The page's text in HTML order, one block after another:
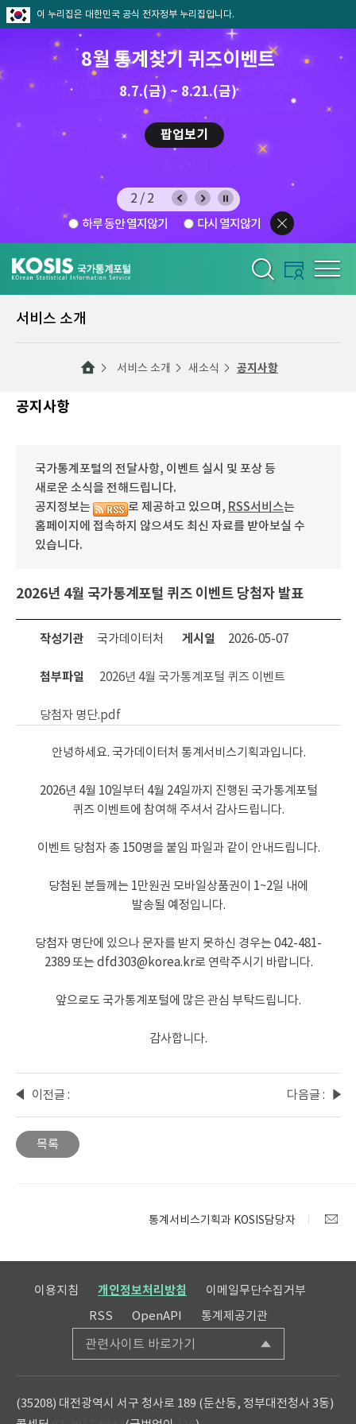
이 누리집은 대한민국 공식 전자정부 누리집입니다.
제13회 2026 국가승인통계활용
디지털콘텐츠 공모전 우수작 투표
2026.7.29 ~ 8.7
8월 통계찾기 퀴즈이벤트
8.7.(금) ~ 8.21.(금)
팝업보기
2/2
하루 동안 열지않기 다시 열지않기
서비스 소개
서비스 소개 새소식 공지사항
공지사항
국가통계포털의 전달사항, 이벤트 실시 및 포상 등
새로운 소식을 전해드립니다.
공지정보는
로 제공하고 있으며, RSS서비스는
홈페이지에 접속하지 않으셔도 최신 자료를 받아보실 수
있습니다.
2026년 4월 국가통계포털 퀴즈 이벤트 당첨자 발표
작성기관 국가데이터처 게시일 2026-05-07
첨부파일 2026년 4월 국가통계포털 퀴즈 이벤트
당첨자 명단.pdf
안녕하세요. 국가데이터처 통계서비스기획과입니다.
2026년 4월 10일부터 4월 24일까지 진행된 국가통계포털
퀴즈 이벤트에 참여해 주셔서 감사드립니다.
이벤트 당첨자 총 150명을 붙임 파일과 같이 안내드립니다.
당첨된 분들께는 1만원권 모바일상품권이 1~2일 내에
발송될 예정입니다.
당첨자 명단에 있으나 문자를 받지 못하신 경우는 042-481-
2389 또는 dfd303@korea.kr로 연락주시기 바랍니다.
앞으로도 국가통계포털에 많은 관심 부탁드립니다.
감사합니다.
이전글 :
2026년
4월
KOSIS
다음글 :
인공지
계포털
생성
시범
목록
통계서비스기획과 KOSIS담당자
이용지침 개인정보처리방침
이메일무단수집거부
RSS
OpenAPI 통계제공기관
관련사이트 바로가기
(35208) 대전광역시 서구 청사로 189 (둔산동, 정부대전청사 3동)